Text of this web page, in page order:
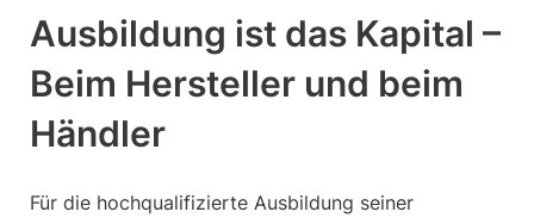
Ausbildung ist das Kapital –
Beim Hersteller und beim
Händler
Für die hochqualifizierte Ausbildung seiner